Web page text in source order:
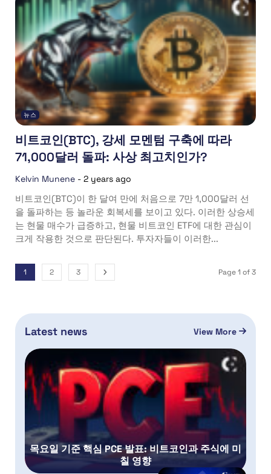
뉴스
비트코인(BTC), 강세 모멘텀 구축에 따라
71,000달러 돌파: 사상 최고치인가?
Kelvin Munene - 2 years ago
비트코인(BTC)이 한 달여 만에 처음으로 7만 1,000달러 선
을 돌파하는 등 놀라운 회복세를 보이고 있다. 이러한 상승세
는 현물 매수가 급증하고, 현물 비트코인 ETF에 대한 관심이
크게 작용한 것으로 판단된다. 투자자들이 이러한...
1 2 3 Page 1 of 3
Latest news View More
목요일 기준 핵심 PCE 발표: 비트코인과 주식에 미
칠 영향